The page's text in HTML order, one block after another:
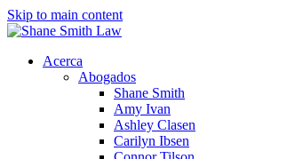
Skip to main content
Acerca
Abogados
Shane Smith
Amy Ivan
Ashley Clasen
Carilyn Ibsen